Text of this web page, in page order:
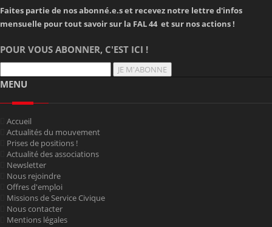
Faites partie de nos abonné.e.s et recevez notre lettre d'infos
mensuelle pour tout savoir sur la FAL 44 et sur nos actions !
POUR VOUS ABONNER, C'EST ICI !
JE M'ABONNE
MENU
Accueil
Actualités du mouvement
Prises de positions !
Actualité des associations
Newsletter
Nous rejoindre
Offres d'emploi
Missions de Service Civique
Nous contacter
Mentions légales